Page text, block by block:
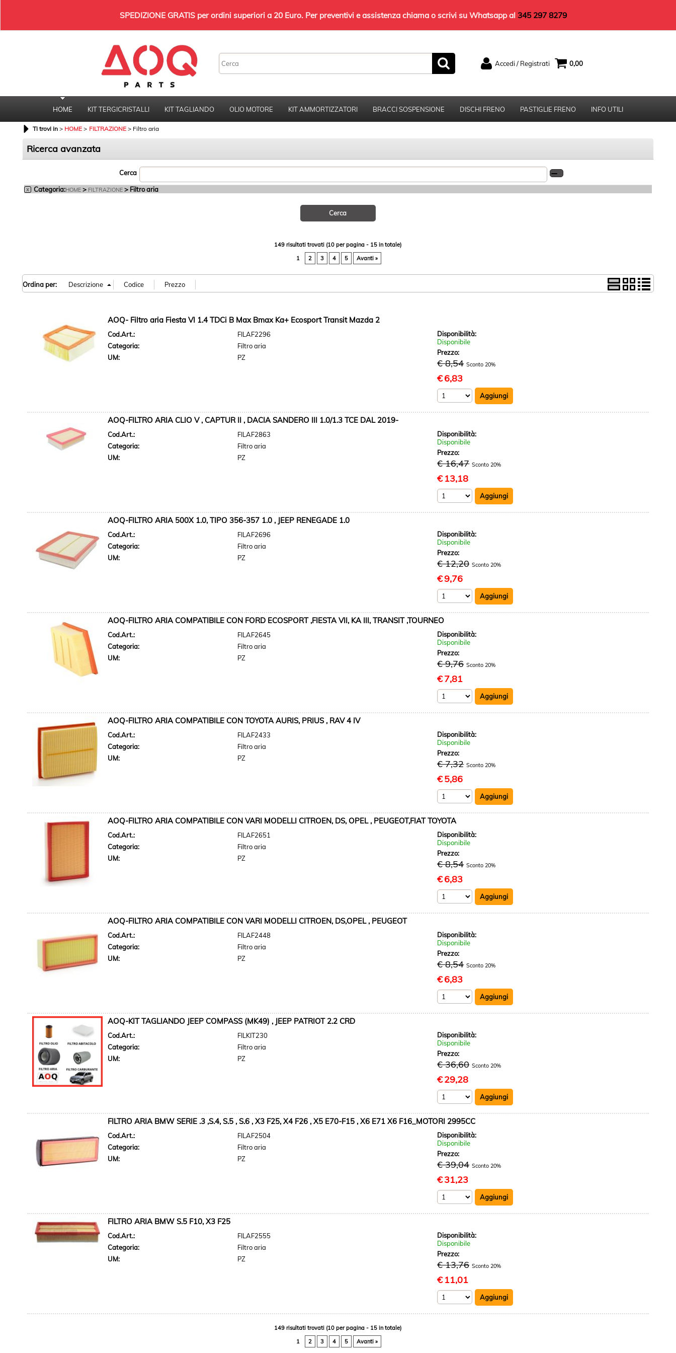
SPEDIZIONE GRATIS per ordini superiori a 20 Euro. Per preventivi e assistenza chiama o scrivi su Whatsapp al 345 297 8279
Accedi / Registrati
utente e la password e poi clicca sul pulsante
Password:
Hai perso la password?
clicca sul pulsante "Registrati"
0,00
HOME KIT TERGICRISTALLI KIT TAGLIANDO OLIO MOTORE KIT AMMORTIZZATORI BRACCI SOSPENSIONE DISCHI FRENO PASTIGLIE FRENO INFO UTILI
Ti trovi in HOME FILTRAZIONE Filtro aria
Ricerca avanzata
Cerca
x Categoria:HOME> FILTRAZIONE> Filtro aria
149 risultati trovati (10 per pagina - 15 in totale)
1
2 3 4 5 Avanti »
Ordina per:
AOQ- Filtro aria Fiesta VI 1.4 TDCi B Max Bmax Ka+ Ecosport Transit Mazda 2
Cod.Art.:
FILAF2296
Categoria:
Filtro aria
UM:
PZ
Disponibilità:
Disponibile
Prezzo:
€ 8,54 Sconto 20%
€6,83
AOQ-FILTRO ARIA CLIO V , CAPTUR II , DACIA SANDERO III 1.0/1.3 TCE DAL 2019-
Cod.Art.:
FILAF2863
Categoria:
Filtro aria
UM:
PZ
Disponibilità:
Disponibile
Prezzo:
€ 16,47 Sconto 20%
€ 13,18
AOQ-FILTRO ARIA 500X 1.0, TIPO 356-357 1.0 , JEEP RENEGADE 1.0
Cod.Art.:
FILAF2696
Categoria:
Filtro aria
UM:
PZ
Disponibilità:
Disponibile
Prezzo:
€ 12,20 Sconto 20%
€9,76
AOQ-FILTRO ARIA COMPATIBILE CON FORD ECOSPORT ,FIESTA VII, KA III, TRANSIT ,TOURNEO
Cod.Art.:
FILAF2645
Categoria:
Filtro aria
UM:
PZ
Disponibilità:
Disponibile
Prezzo:
€ 9,76 Sconto 20%
€7,81
AOQ-FILTRO ARIA COMPATIBILE CON TOYOTA AURIS, PRIUS , RAV 4 IV
Cod.Art.:
FILAF2433
Categoria:
Filtro aria
UM:
PZ
Disponibilità:
Disponibile
Prezzo:
€ 7,32 Sconto 20%
€5,86
AOQ-FILTRO ARIA COMPATIBILE CON VARI MODELLI CITROEN, DS, OPEL , PEUGEOT,FIAT TOYOTA
Cod.Art.:
FILAF2651
Categoria:
Filtro aria
UM:
PZ
Disponibilità:
Disponibile
Prezzo:
€ 8,54 Sconto 20%
€6,83
AOQ-FILTRO ARIA COMPATIBILE CON VARI MODELLI CITROEN, DS,OPEL , PEUGEOT
Cod.Art.:
FILAF2448
Categoria:
Filtro aria
UM:
PZ
Disponibilità:
Disponibile
Prezzo:
€ 8,54 Sconto 20%
€6,83
AOQ-KIT TAGLIANDO JEEP COMPASS (MK49) , JEEP PATRIOT 2.2 CRD
Cod.Art.:
FILKIT230
Categoria:
Filtro aria
UM:
PZ
Disponibilità:
Disponibile
Prezzo:
€ 36,60 Sconto 20%
€29,28
FILTRO ARIA BMW SERIE .3 ,S.4, S.5 , S.6 , X3 F25, X4 F26 , X5 E70-F15 , X6 E71 X6 F16_MOTORI 2995CC
Cod.Art.:
FILAF2504
Categoria:
Filtro aria
UM:
PZ
Disponibilità:
Disponibile
Prezzo:
€ 39,04 Sconto 20%
€31,23
FILTRO ARIA BMW S.5 F10, X3 F25
Cod.Art.:
FILAF2555
Categoria:
Filtro aria
UM:
PZ
Disponibilità:
Disponibile
Prezzo:
€ 13,76 Sconto 20%
€ 11,01
149 risultati trovati (10 per pagina - 15 in totale)
1
2 3 4 5 Avanti »